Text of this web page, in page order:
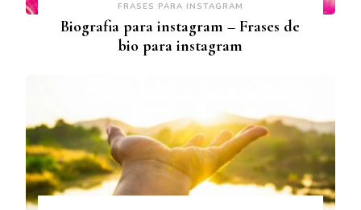
FRASES PARA INSTAGRAM
Biografia para instagram – Frases de
bio para instagram